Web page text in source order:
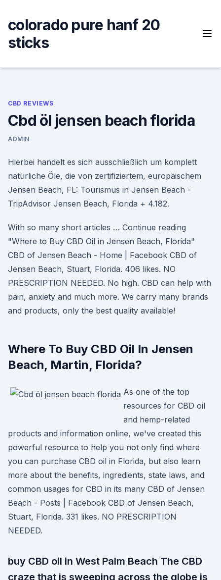
content
colorado pure hanf 20
sticks
CBD REVIEWS
Cbd öl jensen beach florida
ADMIN
Hierbei handelt es sich ausschließlich um komplett
natürliche Öle, die von zertifiziertem, europäischem
Jensen Beach, FL: Tourismus in Jensen Beach -
TripAdvisor Jensen Beach, Florida + 4.182.
With so many short articles … Continue reading
"Where to Buy CBD Oil in Jensen Beach, Florida"
CBD of Jensen Beach - Home | Facebook CBD of
Jensen Beach, Stuart, Florida. 406 likes. NO
PRESCRIPTION NEEDED. No high. CBD can help with
pain, anxiety and much more. We carry many brands
and products, only the best quality available!
Where To Buy CBD Oil In Jensen
Beach, Martin, Florida?
As one of the top
resources for CBD oil
and hemp-related
products and information online, we've created this
powerful resource to help you not only find where
you can purchase CBD oil in Florida, but also learn
more about the benefits, ingredients, state laws, and
common usages for CBD in its many CBD of Jensen
Beach - Posts | Facebook CBD of Jensen Beach,
Stuart, Florida. 331 likes. NO PRESCRIPTION
NEEDED.
buy CBD oil in West Palm Beach The CBD
craze that is sweeping across the globe is